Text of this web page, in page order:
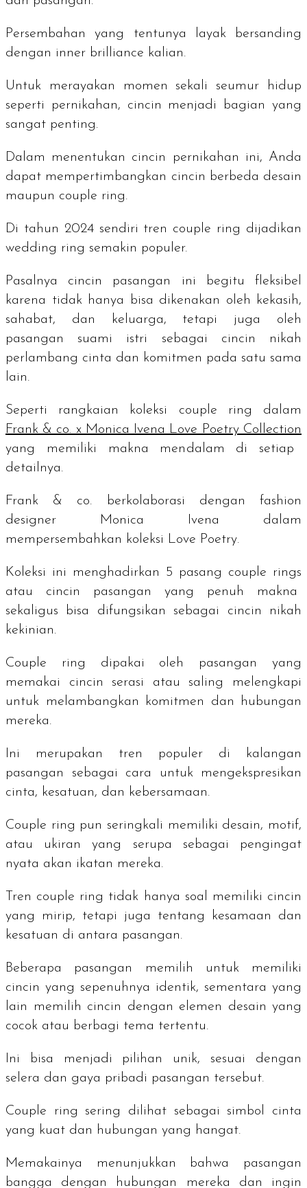
Persembahan yang tentunya layak bersanding
dengan inner brilliance kalian.
Untuk merayakan momen sekali seumur hidup
seperti pernikahan, cincin menjadi bagian yang
sangat penting.
Dalam menentukan cincin pernikahan ini, Anda
dapat mempertimbangkan cincin berbeda desain
maupun couple ring.
Di tahun 2024 sendiri tren couple ring dijadikan
wedding ring semakin populer.
Pasalnya cincin pasangan ini begitu fleksibel
karena tidak hanya bisa dikenakan oleh kekasih,
sahabat, dan keluarga, tetapi juga oleh
pasangan suami istri sebagai cincin nikah
perlambang cinta dan komitmen pada satu sama
lain.
Seperti rangkaian koleksi couple ring dalam
Frank & co. x Monica Ivena Love Poetry Collection
yang memiliki makna mendalam di setiap
detailnya.
Frank & co. berkolaborasi dengan fashion
designer Monica Ivena dalam
mempersembahkan koleksi Love Poetry.
Koleksi ini menghadirkan 5 pasang couple rings
atau cincin pasangan yang penuh makna
sekaligus bisa difungsikan sebagai cincin nikah
kekinian.
Couple ring dipakai oleh pasangan yang
memakai cincin serasi atau saling melengkapi
untuk melambangkan komitmen dan hubungan
mereka.
Ini merupakan tren populer di kalangan
pasangan sebagai cara untuk mengekspresikan
cinta, kesatuan, dan kebersamaan.
Couple ring pun seringkali memiliki desain, motif,
atau ukiran yang serupa sebagai pengingat
nyata akan ikatan mereka.
Tren couple ring tidak hanya soal memiliki cincin
yang mirip, tetapi juga tentang kesamaan dan
kesatuan di antara pasangan.
Beberapa pasangan memilih untuk memiliki
cincin yang sepenuhnya identik, sementara yang
lain memilih cincin dengan elemen desain yang
cocok atau berbagi tema tertentu.
Ini bisa menjadi pilihan unik, sesuai dengan
selera dan gaya pribadi pasangan tersebut.
Couple ring sering dilihat sebagai simbol cinta
yang kuat dan hubungan yang hangat.
Memakainya menunjukkan bahwa pasangan
bangga dengan hubungan mereka dan ingin